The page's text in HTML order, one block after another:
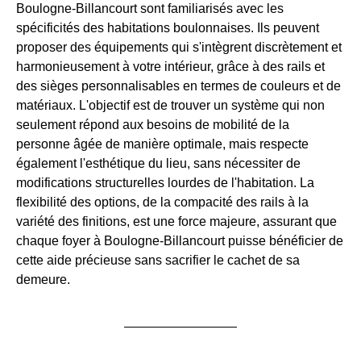
Boulogne-Billancourt sont familiarisés avec les
spécificités des habitations boulonnaises. Ils peuvent
proposer des équipements qui s'intègrent discrètement et
harmonieusement à votre intérieur, grâce à des rails et
des sièges personnalisables en termes de couleurs et de
matériaux. L'objectif est de trouver un système qui non
seulement répond aux besoins de mobilité de la
personne âgée de manière optimale, mais respecte
également l'esthétique du lieu, sans nécessiter de
modifications structurelles lourdes de l'habitation. La
flexibilité des options, de la compacité des rails à la
variété des finitions, est une force majeure, assurant que
chaque foyer à Boulogne-Billancourt puisse bénéficier de
cette aide précieuse sans sacrifier le cachet de sa
demeure.